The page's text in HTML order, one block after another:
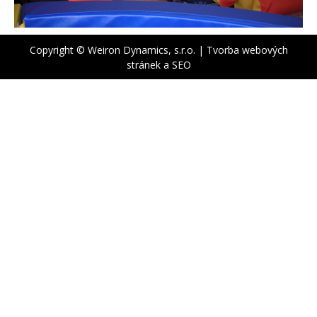
Copyright © Weiron Dynamics, s.r.o. | Tvorba webových
stráneka SEO